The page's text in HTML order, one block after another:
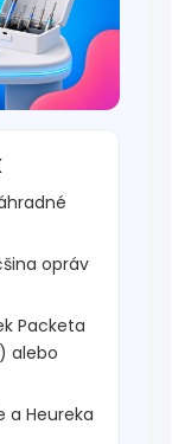
opráv
Packeta
alebo
a Heureka